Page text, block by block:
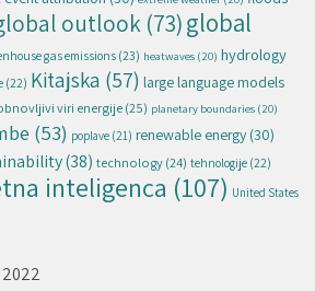
outlook (73)global
gas emissions (23) heatwaves (20) hydrology
(22) Kitajska (57) large language models
viri energije(25) planetary boundaries (20)
(53) poplave (21) renewable energy (30)
(38) technology(24) tehnologije (22)
inteligenca (107) United States